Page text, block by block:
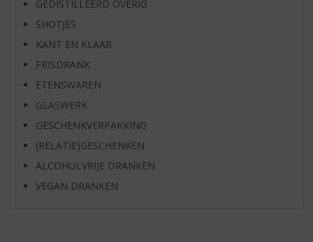
GEDISTILLEERD OVERIG
SHOTJES
KANT EN KLAAR
FRISDRANK
ETENSWAREN
GLASWERK
GESCHENKVERPAKKING
(RELATIE)GESCHENKEN
ALCOHOLVRIJE DRANKEN
VEGAN DRANKEN